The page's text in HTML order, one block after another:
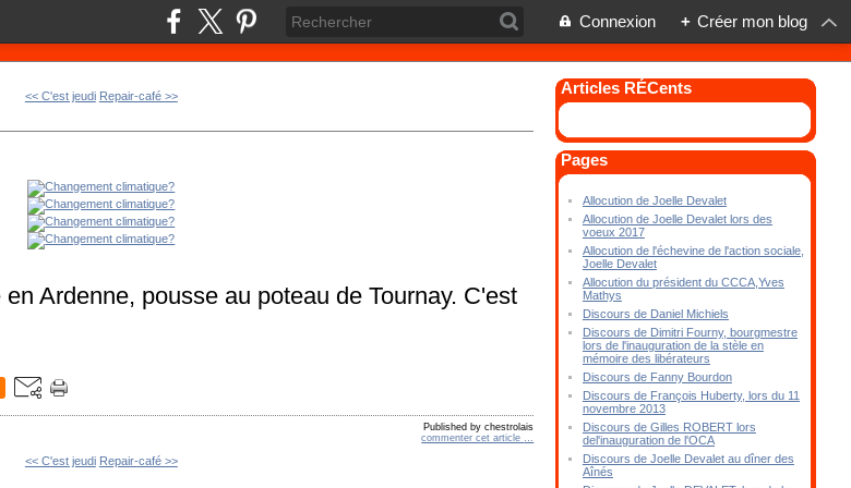
Connexion + Créer mon blog
<< C'est jeudi Repair-café >>
Ardenne, pousse au poteau de Tournay. C'est
Published by chestrolais
commenter cet article
<< C'est jeudi Repair-café >>
Articles RÉCents
Pages
Allocution de Joelle Devalet
Allocution de Joelle Devalet lors des
voeux 2017
Allocution de l'échevine de l'action sociale,
Joelle Devalet
Allocution du président du CCCA,Yves
Mathys
Discours de Daniel Michiels
Discours de Dimitri Fourny, bourgmestre
lors de l'inauguration de la stèle en
mémoire des libérateurs
Discours de Fanny Bourdon
Discours de François Huberty, lors du 11
novembre 2013
Discours de Gilles ROBERT lors
del'inauguration de l'OCA
Discours de Joelle Devalet au dîner des
Aînés